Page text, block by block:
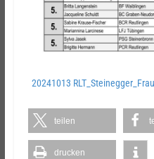
20241013
teilen
drucken